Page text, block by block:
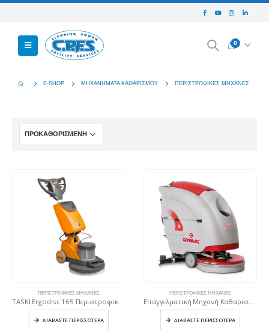
0
E-SHOP ΜΗΧΑΝΉΜΑΤΑ ΚΑΘΑΡΙΣΜΟΎ ΠΕΡΙΣΤΡΟΦΙΚΈΣ ΜΗΧΑΝΈΣ
ΠΕΡΙΣΤΡΟΦΙΚΈΣ ΜΗΧΑΝΈΣ
TASKI Ergodisc 165 Περιστροφική μηχανή σώμα
ΔΙΑΒΆΣΤΕ ΠΕΡΙΣΣΌΤΕΡΑ
ΠΕΡΙΣΤΡΟΦΙΚΈΣ ΜΗΧΑΝΈΣ
Επαγγελματική Μηχανή Καθαρισμού Πλύσης – Στέγνωσης
ΔΙΑΒΆΣΤΕ ΠΕΡΙΣΣΌΤΕΡΑ